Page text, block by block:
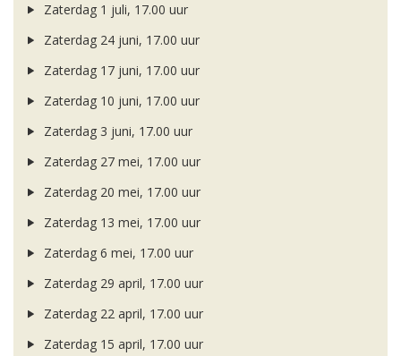
Zaterdag 1 juli, 17.00 uur
Zaterdag 24 juni, 17.00 uur
Zaterdag 17 juni, 17.00 uur
Zaterdag 10 juni, 17.00 uur
Zaterdag 3 juni, 17.00 uur
Zaterdag 27 mei, 17.00 uur
Zaterdag 20 mei, 17.00 uur
Zaterdag 13 mei, 17.00 uur
Zaterdag 6 mei, 17.00 uur
Zaterdag 29 april, 17.00 uur
Zaterdag 22 april, 17.00 uur
Zaterdag 15 april, 17.00 uur